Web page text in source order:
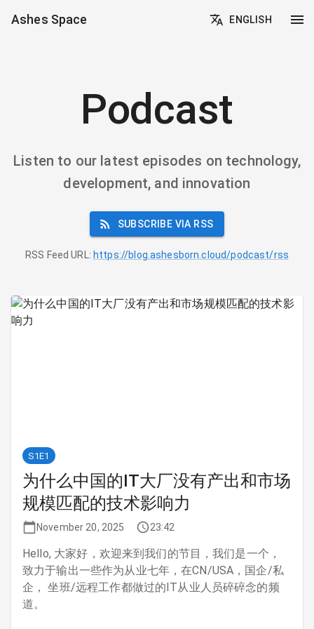
Ashes Space ENGLISH
Podcast
Listen to our latest episodes on technology,
development, and innovation
SUBSCRIBE VIA RSS
RSS Feed URL: https://blog.ashesborn.cloud/podcast/rss
S1E1
为什么中国的IT大厂没有产出和市场
规模匹配的技术影响力
November 20, 2025 23:42
Hello, 大家好，欢迎来到我们的节目，我们是一个，
致力于输出一些作为从业七年，在CN/USA，国企/私
企， 坐班/远程工作都做过的IT从业人员碎碎念的频
道。